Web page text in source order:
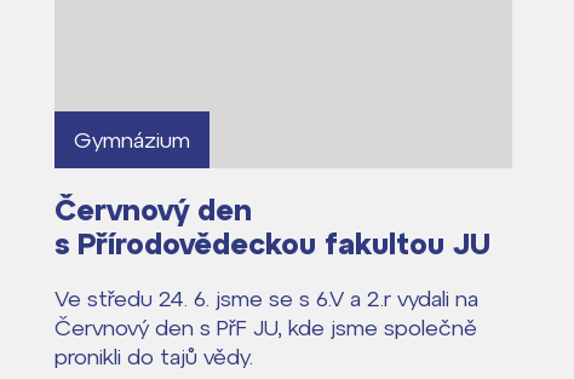
Gymnázium
Červnový den
s Přírodovědeckou fakultou JU
Ve středu 24. 6. jsme se s 6.V a 2.r vydali na
Červnový den s PřF JU, kde jsme společně
pronikli do tajů vědy.
Proč se stát žákem
Proč se stát
Kontakt